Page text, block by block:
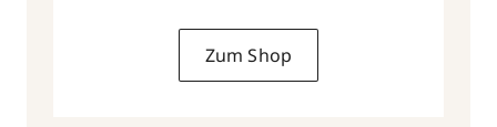
Zum Shop